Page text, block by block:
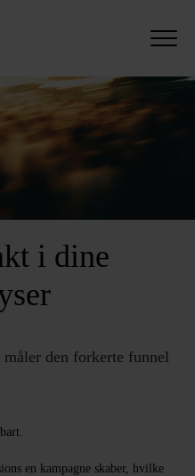
i dine
den forkerte funnel
en kampagne skaber, hvilke